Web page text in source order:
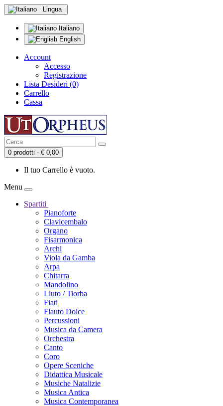
Lingua
Italiano
English
Account
Accesso
Registrazione
Lista Desideri (0)
Carrello
Cassa
0 prodotti - € 0,00
Il tuo Carrello è vuoto.
Menu
Spartiti
Pianoforte
Clavicembalo
Organo
Fisarmonica
Archi
Viola da Gamba
Arpa
Chitarra
Mandolino
Liuto / Tiorba
Fiati
Flauto Dolce
Percussioni
Musica da Camera
Orchestra
Canto
Coro
Opere Sceniche
Didattica Musicale
Musiche Natalizie
Musica Antica
Musica Contemporanea